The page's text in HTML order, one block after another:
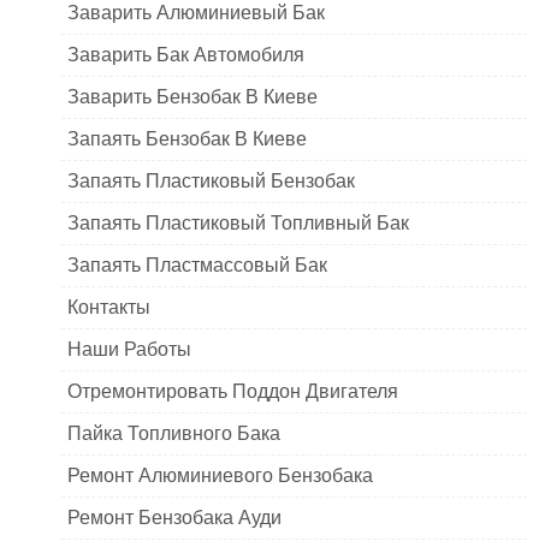
Заварить Алюминиевый Бак
Заварить Бак Автомобиля
Заварить Бензобак В Киеве
Запаять Бензобак В Киеве
Запаять Пластиковый Бензобак
Запаять Пластиковый Топливный Бак
Запаять Пластмассовый Бак
Контакты
Наши Работы
Отремонтировать Поддон Двигателя
Пайка Топливного Бака
Ремонт Алюминиевого Бензобака
Ремонт Бензобака Ауди